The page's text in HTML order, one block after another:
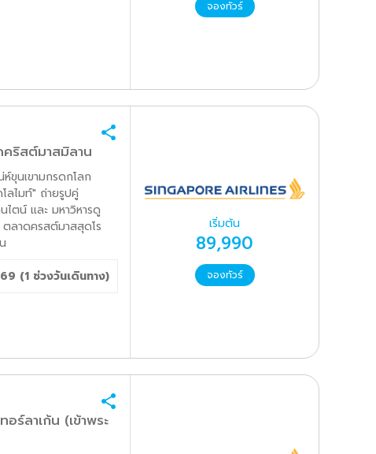
จองทัวร์
ริสต์มาสมิลาน
ขุนเขามกรดกโลก
โลไมท์" ถ่ายรูปคู่
ไตน์ และ มหาวิหารดู
ลาดครสต์มาสสุดโร
(1 ช่วงวันเดินทาง)
เริ่มต้น
89,990
จองทัวร์
ร์ลาเก้น (เข้าพระ